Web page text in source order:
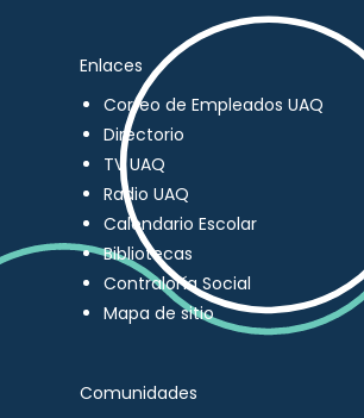
Enlaces
Correo de Empleados UAQ
Directorio
TV UAQ
Radio UAQ
Calendario Escolar
Bibliotecas
Contraloría Social
Mapa de sitio
Comunidades